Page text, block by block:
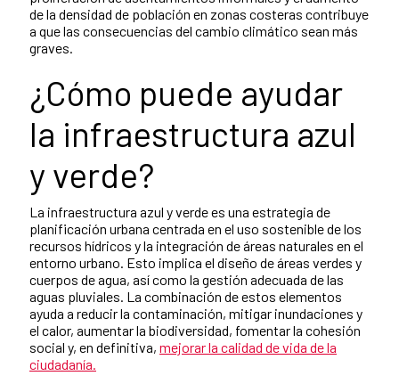
de la densidad de población en zonas costeras contribuye
a que las consecuencias del cambio climático sean más
graves.
¿Cómo puede ayudar
la infraestructura azul
y verde?
La infraestructura azul y verde es una estrategia de
planificación urbana centrada en el uso sostenible de los
recursos hídricos y la integración de áreas naturales en el
entorno urbano. Esto implica el diseño de áreas verdes y
cuerpos de agua, así como la gestión adecuada de las
aguas pluviales. La combinación de estos elementos
ayuda a reducir la contaminación, mitigar inundaciones y
el calor, aumentar la biodiversidad, fomentar la cohesión
social y, en definitiva, mejorar la calidad de vida de la
ciudadanía.